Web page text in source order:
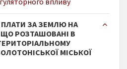
ЗА ЗЕМЛЮ НА
РОЗТАШОВАНІ В
МІСЬКОЇ